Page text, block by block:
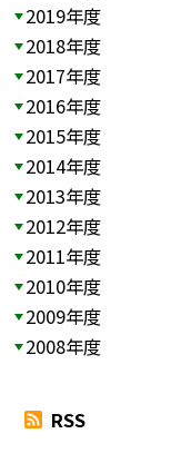
2019年度
2018年度
2017年度
2016年度
2015年度
2014年度
2013年度
2012年度
2011年度
2010年度
2009年度
2008年度
RSS